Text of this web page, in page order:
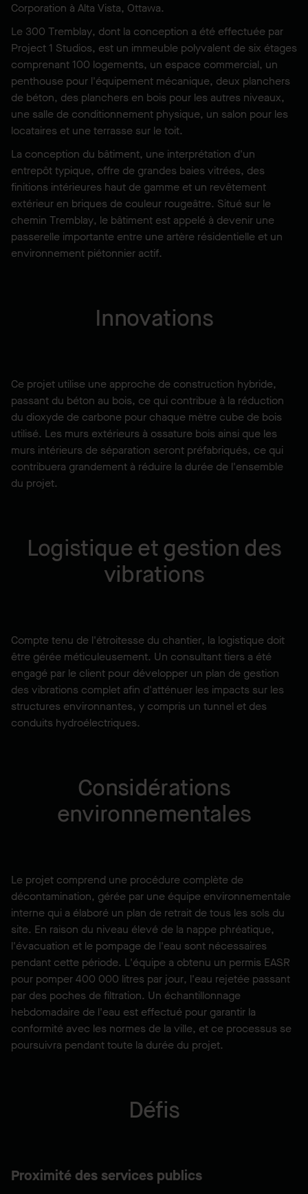
Corporation à Alta Vista, Ottawa.
Le 300 Tremblay, dont la conception a été effectuée par
Project 1 Studios, est un immeuble polyvalent de six étages
comprenant 100 logements, un espace commercial, un
penthouse pour l'équipement mécanique, deux planchers
de béton, des planchers en bois pour les autres niveaux,
une salle de conditionnement physique, un salon pour les
locataires et une terrasse sur le toit.
La conception du bâtiment, une interprétation d'un
entrepôt typique, offre de grandes baies vitrées, des
finitions intérieures haut de gamme et un revêtement
extérieur en briques de couleur rougeâtre. Situé sur le
chemin Tremblay, le bâtiment est appelé à devenir une
passerelle importante entre une artère résidentielle et un
environnement piétonnier actif.
Innovations
Ce projet utilise une approche de construction hybride,
passant du béton au bois, ce qui contribue à la réduction
du dioxyde de carbone pour chaque mètre cube de bois
utilisé. Les murs extérieurs à ossature bois ainsi que les
murs intérieurs de séparation seront préfabriqués, ce qui
contribuera grandement à réduire la durée de l'ensemble
du projet.
Logistique et gestion des
vibrations
Compte tenu de l'étroitesse du chantier, la logistique doit
être gérée méticuleusement. Un consultant tiers a été
engagé par le client pour développer un plan de gestion
des vibrations complet afin d'atténuer les impacts sur les
structures environnantes, y compris un tunnel et des
conduits hydroélectriques.
Considérations
environnementales
Le projet comprend une procédure complète de
décontamination, gérée par une équipe environnementale
interne qui a élaboré un plan de retrait de tous les sols du
site. En raison du niveau élevé de la nappe phréatique,
l'évacuation et le pompage de l'eau sont nécessaires
pendant cette période. L'équipe a obtenu un permis EASR
pour pomper 400 000 litres par jour, l'eau rejetée passant
par des poches de filtration. Un échantillonnage
hebdomadaire de l'eau est effectué pour garantir la
conformité avec les normes de la ville, et ce processus se
poursuivra pendant toute la durée du projet.
Défis
Proximité des services publics